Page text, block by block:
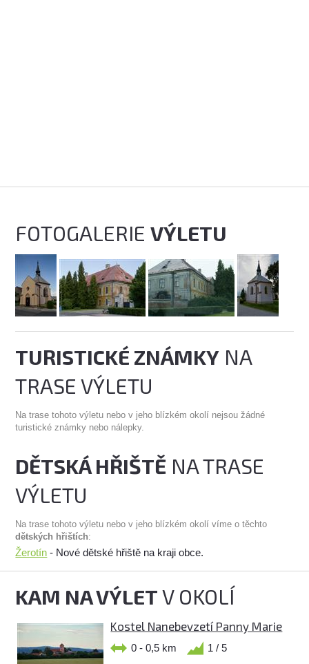
FOTOGALERIEVÝLETU
TURISTICKÉ ZNÁMKY NA
TRASE VÝLETU
Na trase tohoto výletu nebo v jeho blízkém okolí nejsou žádné
turistické známky nebo nálepky.
DĚTSKÁ HŘIŠTĚ NA TRASE
VÝLETU
Na trase tohoto výletu nebo v jeho blízkém okolí víme o těchto
dětských hřištích:
Žerotín - Nové dětské hřiště na kraji obce.
KAM NA VÝLETV OKOLÍ
Kostel Nanebevzetí Panny Marie
0 - 0,5 km 1 / 5